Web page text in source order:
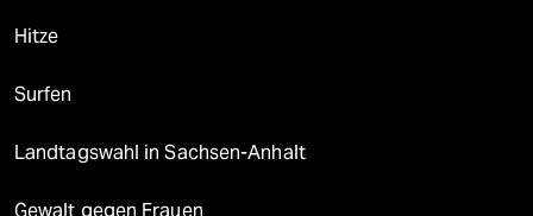
Hitze
Surfen
Landtagswahl in Sachsen-Anhalt
Gewalt gegen Frauen